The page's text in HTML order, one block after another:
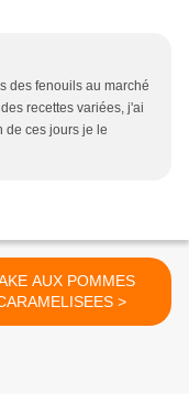
des fenouils au marché
recettes variées, j'ai
de ces jours je le
AUX POMMES
CARAMELISEES >